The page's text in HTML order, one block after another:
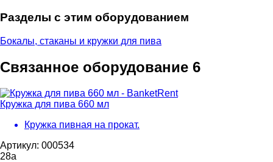
Разделы с этим оборудованием
Бокалы, стаканы и кружки для пива
Связанное оборудование 6
Кружка для пива 660 мл
Кружка пивная на прокат.
Артикул: 000534
28a